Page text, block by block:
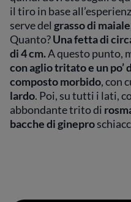
il tiro in base
serve del grasso di maiale
Quanto?Una fetta di
di 4 cm.A questo punto,
con aglio tritato e un po’
composto morbido, con
lardo. Poi, su tutti i lati,
abbondante trito di
bacche di ginepro